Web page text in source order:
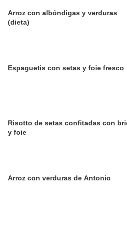
Arroz con albóndigas y verduras
(dieta)
Espaguetis con setas y foie fresco
Risotto de setas confitadas con
y foie
Arroz con verduras de Antonio